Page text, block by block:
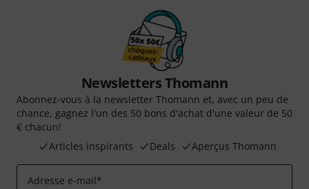
Newsletters Thomann
Abonnez-vous à la newsletter Thomann et, avec un peu de
chance, gagnez l'un des 50 bons d'achat d'une valeur de 50
€ chacun!
Articles inspirants
Deals Aperçus Thomann
Adresse e-mail*